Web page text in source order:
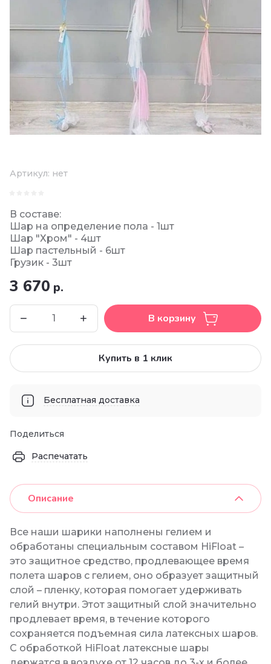
Артикул: нет
В составе:
Шар на определение пола - 1шт
Шар "Хром" - 4шт
Шар пастельный - 6шт
Грузик - 3шт
3 670 р.
В корзину
Купить в 1 клик
Бесплатная доставка
Поделиться
Распечатать
Описание
Все наши шарики наполнены гелием и
обработаны специальным составом HiFloat –
это защитное средство, продлевающее время
полета шаров с гелием, оно образует защитный
слой – пленку, которая помогает удерживать
гелий внутри. Этот защитный слой значительно
продлевает время, в течение которого
сохраняется подъемная сила латексных шаров.
С обработкой HiFloat латексные шары